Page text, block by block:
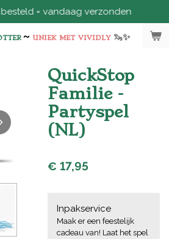
~ UNIEK MET VIVIDLY 🦦✨
besteld = vandaag verzonden
QuickStop
Familie -
Partyspel
(NL)
€ 17,95
Inpakservice
Maak er een feestelijk
cadeau van! Laat het spel